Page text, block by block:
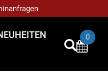
0